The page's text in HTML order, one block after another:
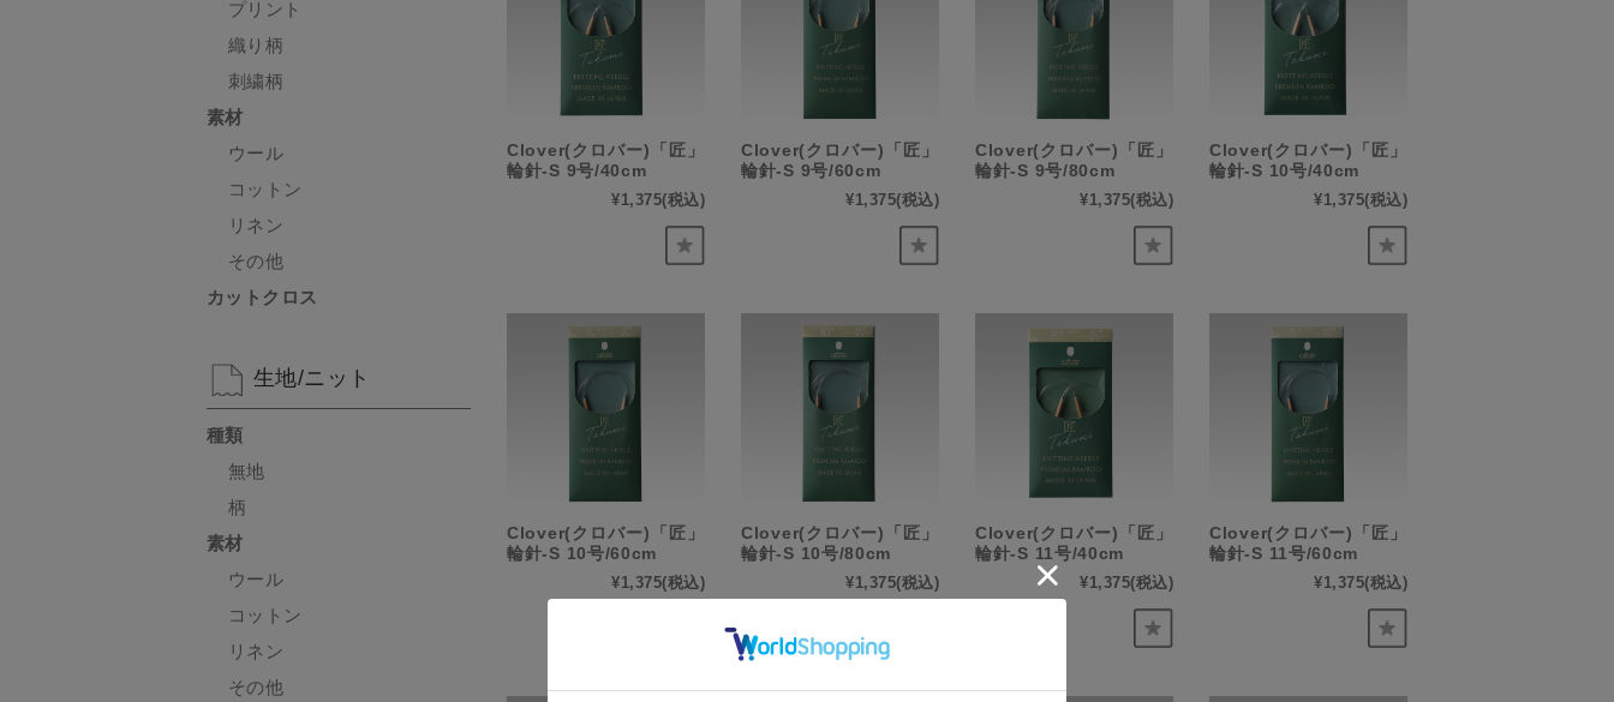
Clover(クロバー)「匠」
輪針-S 9号/40cm
¥1,375(税込)
Clover(クロバー)「匠」
輪針-S 9号/60cm
¥1,375(税込)
Clover(クロバー)「匠」
輪針-S 9号/80cm
¥1,375(税込)
Clover(クロバー)「匠」
輪針-S 10号/40cm
¥1,375(税込)
Clover(クロバー)「匠」
輪針-S 10号/60cm
¥1,375(税込)
Clover(クロバー)「匠」
輪針-S 10号/80cm
¥1,375(税込)
Clover(クロバー)「匠」
輪針-S 11号/40cm
¥1,375(税込)
Clover(クロバー)「匠」
輪針-S 11号/60cm
¥1,375(税込)
プリント
織り柄
刺繍柄
素材
ウール
コットン
リネン
その他
カットクロス
生地/ニット
種類
無地
柄
素材
ウール
コットン
リネン
その他